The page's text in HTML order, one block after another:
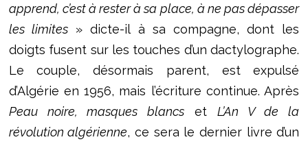
apprend, c’est à rester à sa place, à ne pas dépasser
les limites» dicte-il à sa compagne, dont les
doigts fusent sur les touches d’un dactylographe.
Le couple, désormais parent, est expulsé
d’Algérie en 1956, mais l’écriture continue. Après
Peau noire, masques blancs et L’An V de la
révolution algérienne, ce sera le dernier livre d’un